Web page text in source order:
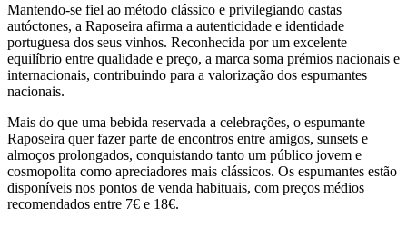
Mantendo-se fiel ao método clássico e privilegiando castas
autóctones, a Raposeira afirma a autenticidade e identidade
portuguesa dos seus vinhos. Reconhecida por um excelente
equilíbrio entre qualidade e preço, a marca soma prémios nacionais e
internacionais, contribuindo para a valorização dos espumantes
nacionais.
Mais do que uma bebida reservada a celebrações, o espumante
Raposeira quer fazer parte de encontros entre amigos, sunsets e
almoços prolongados, conquistando tanto um público jovem e
cosmopolita como apreciadores mais clássicos. Os espumantes estão
disponíveis nos pontos de venda habituais, com preços médios
recomendados entre 7€ e 18€.